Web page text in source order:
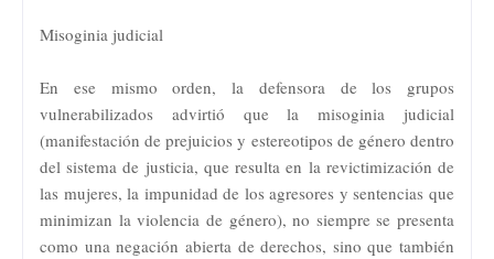
Misoginia judicial
En ese mismo orden, la defensora de los grupos
vulnerabilizados advirtió que la misoginia judicial
(manifestación de prejuicios y estereotipos de género dentro
del sistema de justicia, que resulta en la revictimización de
las mujeres, la impunidad de los agresores y sentencias que
minimizan la violencia de género), no siempre se presenta
como una negación abierta de derechos, sino que también